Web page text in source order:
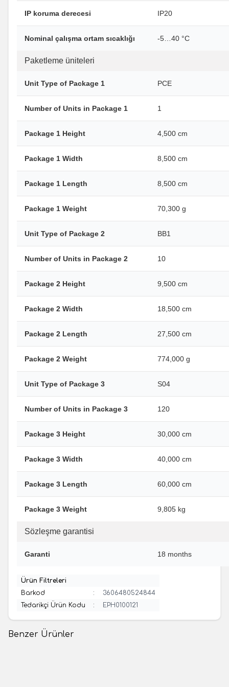
IP koruma derecesi IP20
Nominal çalışma ortam sıcaklığı -5…40 °C
Paketleme üniteleri
Unit Type of Package 1 PCE
Number of Units in Package 1 1
Package 1 Height 4,500 cm
Package 1 Width 8,500 cm
Package 1 Length 8,500 cm
Package 1 Weight 70,300 g
Unit Type of Package 2 BB1
Number of Units in Package 2 10
Package 2 Height 9,500 cm
Package 2 Width 18,500 cm
Package 2 Length 27,500 cm
Package 2 Weight 774,000 g
Unit Type of Package 3 S04
Number of Units in Package 3 120
Package 3 Height 30,000 cm
Package 3 Width 40,000 cm
Package 3 Length 60,000 cm
Package 3 Weight 9,805 kg
Sözleşme garantisi
Garanti 18 months
Ürün Filtreleri
Barkod
:
3606480524844
Tedarikçi Ürün Kodu
: EPH0100121
Benzer Ürünler